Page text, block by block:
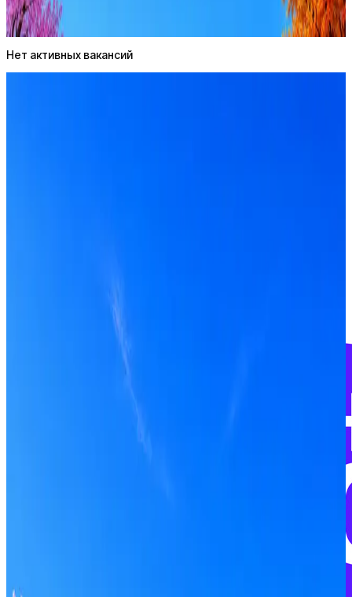
Нет активных вакансий